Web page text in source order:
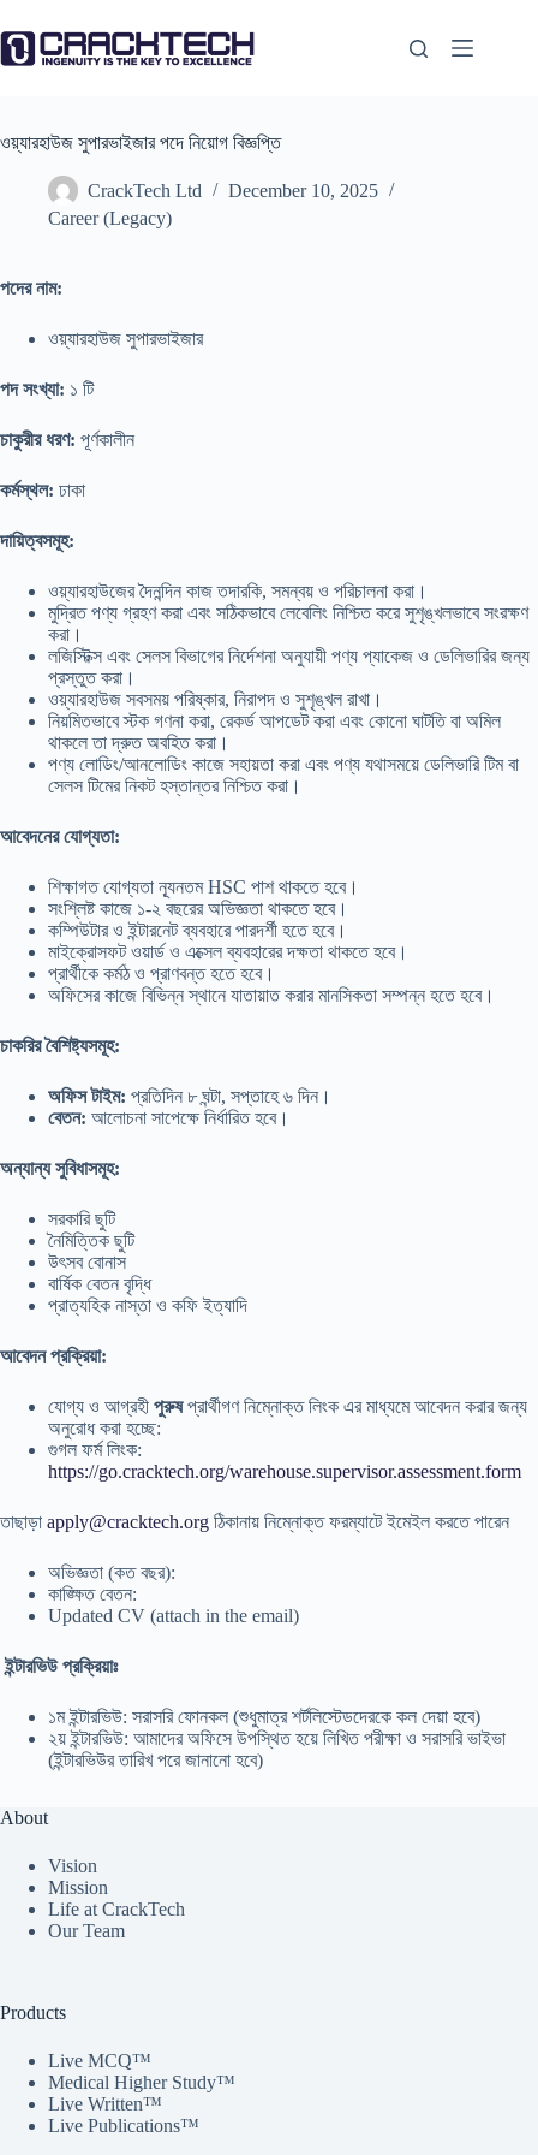
to
content
ওয়্যারহাউজ সুপারভাইজার পদে নিয়োগ বিজ্ঞপ্তি
CrackTech Ltd
December 10, 2025
Career (Legacy)
পদের নাম:
ওয়্যারহাউজ সুপারভাইজার
পদ সংখ্যা: ১ টি
চাকুরীর ধরণ: পূর্ণকালীন
কর্মস্থল: ঢাকা
দায়িত্বসমূহ:
ওয়্যারহাউজের দৈনন্দিন কাজ তদারকি, সমন্বয় ও পরিচালনা করা।
মুদ্রিত পণ্য গ্রহণ করা এবং সঠিকভাবে লেবেলিং নিশ্চিত করে সুশৃঙ্খলভাবে সংরক্ষণ
করা।
লজিস্টিক্স এবং সেলস বিভাগের নির্দেশনা অনুযায়ী পণ্য প্যাকেজ ও ডেলিভারির জন্য
প্রস্তুত করা।
ওয়্যারহাউজ সবসময় পরিষ্কার, নিরাপদ ও সুশৃঙ্খল রাখা।
নিয়মিতভাবে স্টক গণনা করা, রেকর্ড আপডেট করা এবং কোনো ঘাটতি বা অমিল
থাকলে তা দ্রুত অবহিত করা।
পণ্য লোডিং/আনলোডিং কাজে সহায়তা করা এবং পণ্য যথাসময়ে ডেলিভারি টিম বা
সেলস টিমের নিকট হস্তান্তর নিশ্চিত করা।
আবেদনের যোগ্যতা:
শিক্ষাগত যোগ্যতা ন্যূনতম HSC পাশ থাকতে হবে।
সংশ্লিষ্ট কাজে ১-২ বছরের অভিজ্ঞতা থাকতে হবে।
কম্পিউটার ও ইন্টারনেট ব্যবহারে পারদর্শী হতে হবে।
মাইক্রোসফট ওয়ার্ড ও এক্সেল ব্যবহারের দক্ষতা থাকতে হবে।
প্রার্থীকে কর্মঠ ও প্রাণবন্ত হতে হবে।
অফিসের কাজে বিভিন্ন স্থানে যাতায়াত করার মানসিকতা সম্পন্ন হতে হবে।
চাকরির বৈশিষ্ট্যসমূহ:
অফিস টাইম: প্রতিদিন ৮ ঘন্টা, সপ্তাহে ৬ দিন।
বেতন: আলোচনা সাপেক্ষে নির্ধারিত হবে।
অন্যান্য সুবিধাসমূহ:
সরকারি ছুটি
নৈমিত্তিক ছুটি
উৎসব বোনাস
বার্ষিক বেতন বৃদ্ধি
প্রাত্যহিক নাস্তা ও কফি ইত্যাদি
আবেদন প্রক্রিয়া:
যোগ্য ও আগ্রহী পুরুষপ্রার্থীগণ নিম্নোক্ত লিংক এর মাধ্যমে আবেদন করার জন্য
অনুরোধ করা হচ্ছে:
গুগল ফর্ম লিংক:
https://go.cracktech.org/warehouse.supervisor.assessment.form
তাছাড়া apply@cracktech.org ঠিকানায় নিম্নোক্ত ফরম্যাটে ইমেইল করতে পারেন
অভিজ্ঞতা (কত বছর):
কাঙ্ক্ষিত বেতন:
Updated CV (attach in the email)
ইন্টারভিউ প্রক্রিয়াঃ
১ম ইন্টারভিউ: সরাসরি ফোনকল (শুধুমাত্র শর্টলিস্টেডদেরকে কল দেয়া হবে)
২য় ইন্টারভিউ: আমাদের অফিসে উপস্থিত হয়ে লিখিত পরীক্ষা ও সরাসরি ভাইভা
(ইন্টারভিউর তারিখ পরে জানানো হবে)
About
Vision
Mission
Life at CrackTech
Our Team
Products
Live MCQ™
Medical Higher Study™
Live Written™
Live Publications™